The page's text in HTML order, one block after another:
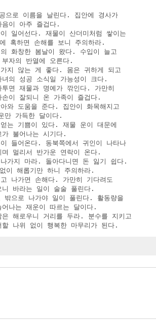
으로 이름을 날린다. 집안에 경사가
이 아주 즐겁다.
일어선다. 재물이 산더미처럼 쌓이는
혹하면 손해를 보니 주의하라.
화창한 봄날이 왔다. 수입이 늘고
자의 반열에 오른다.
지 않는 게 좋다. 몸은 귀하게 되고
의 성공 소식일 가능성이 크다.
재물과 명예가 깎인다. 가만히
이 잘되니 온 가족이 즐겁다.
와 도움을 준다. 집안이 화목해지고
만 가득한 달이다.
는 기쁨이 있다. 재물 운이 대문에
불어나는 시기다.
들어온다. 동북쪽에서 귀인이 나타나
멀리서 반가운 연락이 온다.
가지 마라. 돌아다니면 돈 잃기 쉽다.
해롭기만 하니 주의하라.
나가면 손해다. 가만히 기다려도
바라는 일이 술술 풀린다.
으로 나가야 일이 풀린다. 활동량을
나는 재운이 따르는 달이다.
해로우니 거리를 두라. 분수를 지키고
나위 없이 행복한 마무리가 된다.